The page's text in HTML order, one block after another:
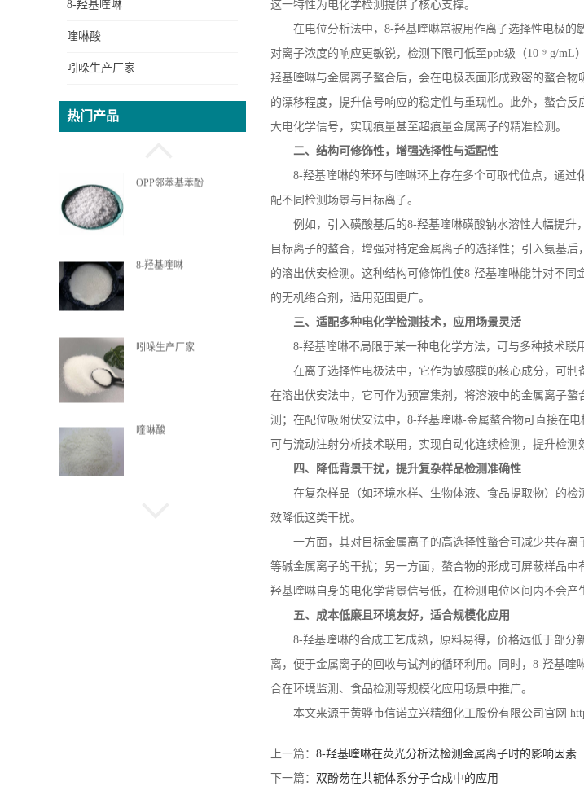
8-羟基喹啉
喹啉酸
吲哚生产厂家
热门产品
OPP邻苯基苯酚
8-羟基喹啉
吲哚生产厂家
喹啉酸
α-甲基萘
这一特性为电化学检测提供了核心支撑。
在电位分析法中， 8-羟基喹啉常被用作离子选择性电极的
对离子浓度的响应更敏锐，检测下限可低至ppb级（10⁻⁹ g/mL
羟基喹啉与金属离子螯合后，会在电极表面形成致密的螯合
的漂移程度，提升信号响应的稳定性与重现性。此外，螯合
大电化学信号，实现痕量甚至超痕量金属离子的精准检测。
二、结构可修饰性，增强选择性与适配性
8-羟基喹啉的苯环与喹啉环上存在多个可取代位点，通
配不同检测场景与目标离子。
例如，引入磺酸基后的8-羟基喹啉磺酸钠水溶性大幅提升
目标离子的螯合，增强对特定金属离子的选择性；引入氨基
的溶出伏安检测。这种结构可修饰性使8-羟基喹啉能针对不同
的无机络合剂，适用范围更广。
三、适配多种电化学检测技术，应用场景灵活
8-羟基喹啉不局限于某一种电化学方法，可与多种技术联
在离子选择性电极法中，它作为敏感膜的核心成分，可
在溶出伏安法中，它可作为预富集剂，将溶液中的金属离子
测；在配位吸附伏安法中， 8-羟基喹啉-金属螯合物可直接在
可与流动注射分析技术联用，实现自动化连续检测，提升检测
四、降低背景干扰，提升复杂样品检测准确性
在复杂样品（如环境水样、生物体液、食品提取物）的
效降低这类干扰。
一方面，其对目标金属离子的高选择性螯合可减少共存离
等碱金属离子的干扰；另一方面，螯合物的形成可屏蔽样品
羟基喹啉自身的电化学背景信号低，在检测电位区间内不会
五、成本低廉且环境友好，适合规模化应用
8-羟基喹啉的合成工艺成熟，原料易得，价格远低于部
离，便于金属离子的回收与试剂的循环利用。同时， 8-羟基喹
合在环境监测、食品检测等规模化应用场景中推广。
本文来源于黄骅市信诺立兴精细化工股份有限公司官网
上一篇： 8-羟基喹啉在荧光分析法检测金属离子时的影响因素
下一篇： 双酚芴在共轭体系分子合成中的应用